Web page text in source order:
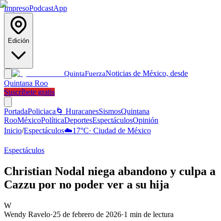
ImpresoPodcastApp
Edición
QuintaFuerzaNoticias de México, desde
Quintana Roo
Suscríbete gratis
PortadaPoliciaca 🌀 HuracanesSismosQuintana
RooMéxicoPolíticaDeportesEspectáculosOpinión
Inicio/Espectáculos☁️17°C· Ciudad de México
Espectáculos
Christian Nodal niega abandono y culpa a
Cazzu por no poder ver a su hija
W
Wendy Ravelo·25 de febrero de 2026·1 min de lectura